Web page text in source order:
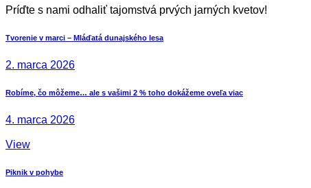
Príďte s nami odhaliť tajomstvá prvých jarných kvetov!
Navigácia
v
Previous
Tvorenie v marci – Mláďatá dunajského lesa
2. marca 2026
Next
Robíme, čo môžeme… ale s vašimi 2 % toho dokážeme oveľa viac
4. marca 2026
View
Piknik v pohybe